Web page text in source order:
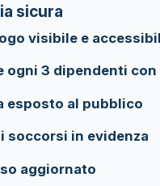
sicura
visibile e
ogni 3 dipendenti
esposto al pubblico
soccorsi in evidenza
aggiornato